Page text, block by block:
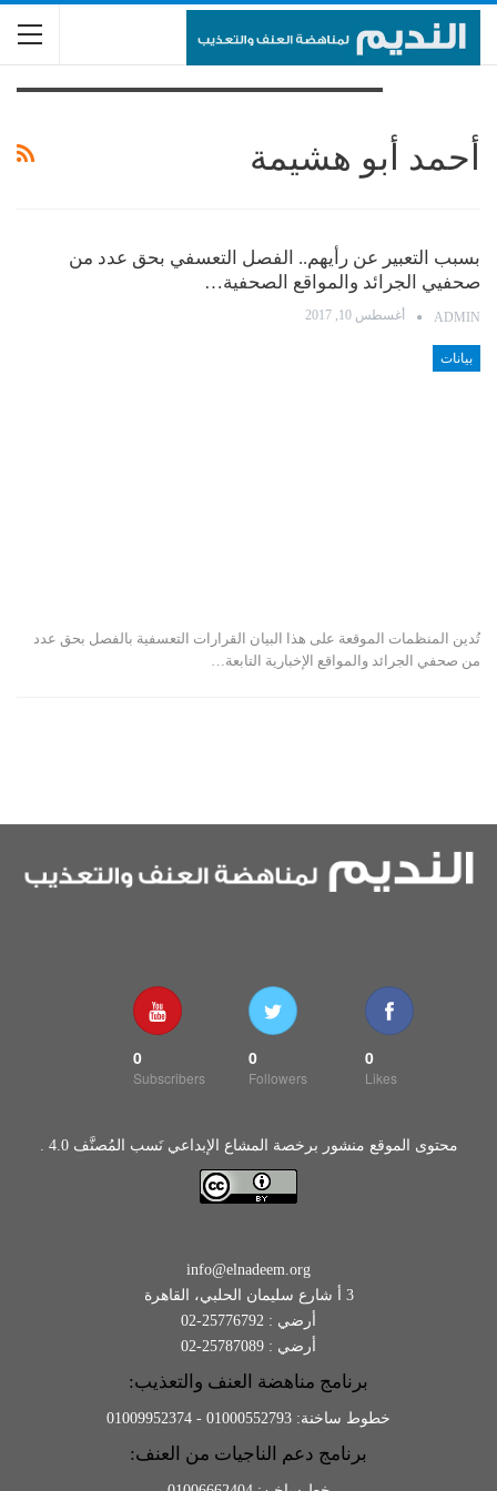
أحمد أبو هشيمة
بسبب التعبير عن رأيهم.. الفصل التعسفي بحق عدد من
صحفيي الجرائد والمواقع الصحفية…
ADMIN أغسطس 10, 2017
بيانات
تُدين المنظمات الموقعة على هذا البيان القرارات التعسفية بالفصل بحق عدد
من صحفي الجرائد والمواقع الإخبارية التابعة…
0
Likes
0
Followers
0
Subscribers
محتوى الموقع منشور برخصة المشاع الإبداعي نَسب المُصنَّف 4.0 .
info@elnadeem.org
3 أ شارع سليمان الحلبي، القاهرة
أرضي : 25776792-02
أرضي : 25787089-02
برنامج مناهضة العنف والتعذيب:
خطوط ساخنة: 01000552793 - 01009952374
برنامج دعم الناجيات من العنف: